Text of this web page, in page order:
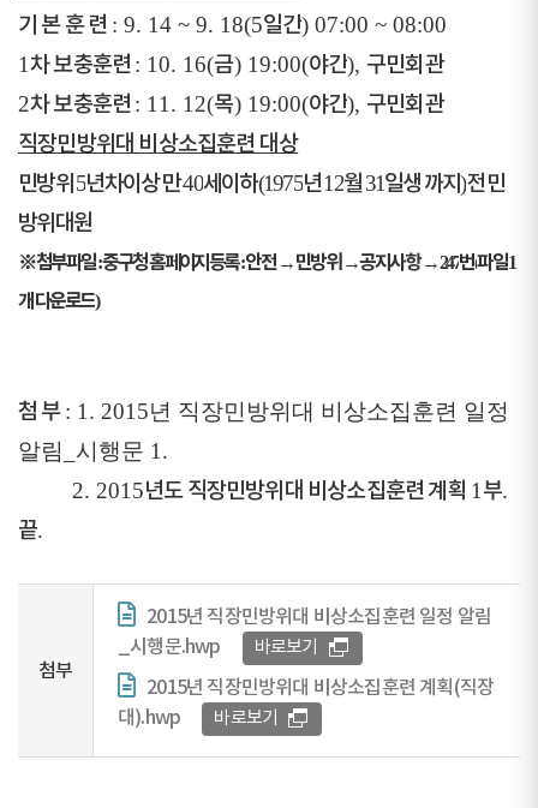
기 본 훈 련 : 9. 14 ~ 9. 18(5일간) 07:00 ~ 08:00
1차 보충훈련: 10. 16(금) 19:00(야간), 구민회관
2차 보충훈련: 11. 12(목) 19:00(야간), 구민회관
직장민방위대 비상소집훈련 대상
민방위 5년차이상 만40세이하(1975년12월31일생 까지)전 민
방위대원
※첨부파일:중구청 홈페이지등록:안전→민방위 →공지사항→247번(파일1
개 다운로드)
첨 부: 1. 2015년 직장민방위대 비상소집훈련 일정
알림_시행문 1.
2. 2015년도 직장민방위대 비상소집훈련 계획 1 부.
끝.
첨부
2015년 직장민방위대 비상소집훈련 일정 알림
_시행문.hwp
바로보기
2015년 직장민방위대 비상소집훈련 계획(직장
대).hwp
바로보기